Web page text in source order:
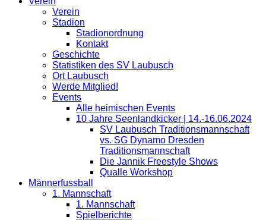
Verein
Stadion
Stadionordnung
Kontakt
Geschichte
Statistiken des SV Laubusch
Ort Laubusch
Werde Mitglied!
Events
Alle heimischen Events
10 Jahre Seenlandkicker | 14.-16.06.2024
SV Laubusch Traditionsmannschaft
vs. SG Dynamo Dresden
Traditionsmannschaft
Die Jannik Freestyle Shows
Qualle Workshop
Männerfussball
1. Mannschaft
1. Mannschaft
Spielberichte